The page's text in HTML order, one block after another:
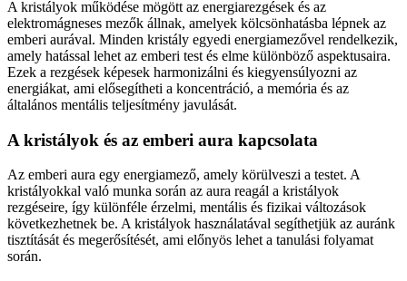
A kristályok működése mögött az energiarezgések és az
elektromágneses mezők állnak, amelyek kölcsönhatásba lépnek az
emberi aurával. Minden kristály egyedi energiamezővel rendelkezik,
amely hatással lehet az emberi test és elme különböző aspektusaira.
Ezek a rezgések képesek harmonizálni és kiegyensúlyozni az
energiákat, ami elősegítheti a koncentráció, a memória és az
általános mentális teljesítmény javulását.
A kristályok és az emberi aura kapcsolata
Az emberi aura egy energiamező, amely körülveszi a testet. A
kristályokkal való munka során az aura reagál a kristályok
rezgéseire, így különféle érzelmi, mentális és fizikai változások
következhetnek be. A kristályok használatával segíthetjük az auránk
tisztítását és megerősítését, ami előnyös lehet a tanulási folyamat
során.